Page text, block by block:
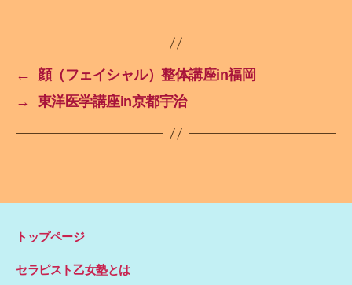
←
顔（フェイシャル）整体講座in福岡
→
東洋医学講座in京都宇治
トップページ
セラピスト乙女塾とは